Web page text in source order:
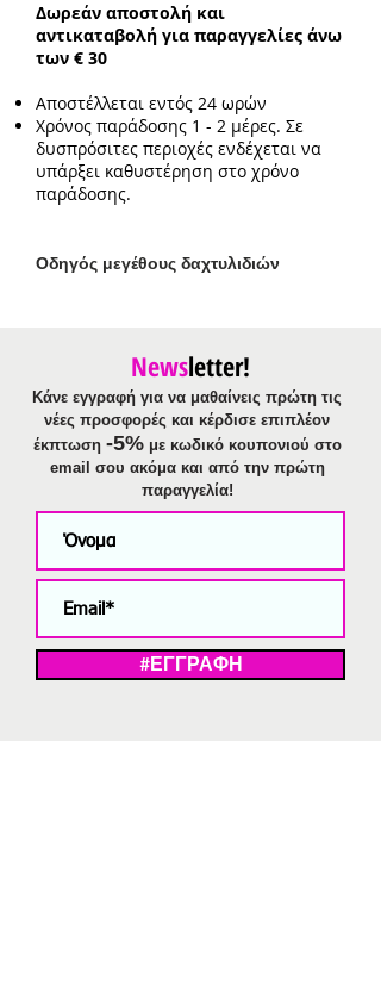
Δωρεάν αποστολή και
αντικαταβολή για παραγγελίες άνω
των € 30
Αποστέλλεται εντός 24 ωρών
Χρόνος παράδοσης 1 - 2 μέρες. Σε
δυσπρόσιτες περιοχές ενδέχεται να
υπάρξει καθυστέρηση στο χρόνο
παράδοσης.
Οδηγός μεγέθους δαχτυλιδιών
Newsletter!
Κάνε εγγραφή για να μαθαίνεις πρώτη τις
νέες προσφορές και κέρδισε επιπλέον
έκπτωση -5%με κωδικό κουπονιού στο
email σου ακόμα και από την πρώτη
παραγγελία!
#ΕΓΓΡΑΦΗ